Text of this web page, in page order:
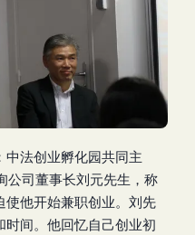
法创业孵化园共同主
公司董事长刘元先生，称
使他开始兼职创业。刘先
间。他回忆自己创业初